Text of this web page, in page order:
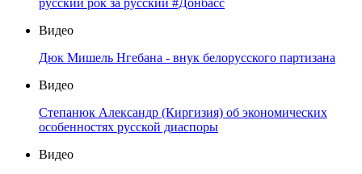
русский рок за русский #Донбасс
Видео
Дюк Мишель Нгебана - внук белорусского партизана
Видео
Степанюк Александр (Киргизия) об экономических
особенностях русской диаспоры
Видео